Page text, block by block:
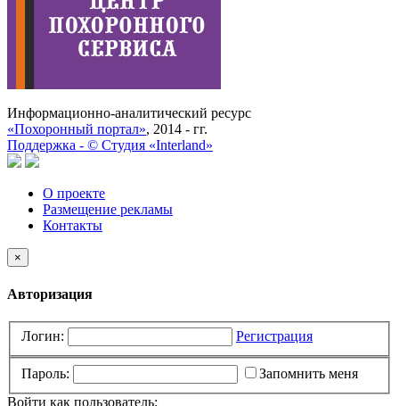
Информационно-аналитический ресурс
«Похоронный портал», 2014 - гг.
Поддержка - © Cтудия «Interland»
О проекте
Размещение рекламы
Контакты
×
Авторизация
Логин: Регистрация
Пароль:
Запомнить меня
Войти как пользователь: